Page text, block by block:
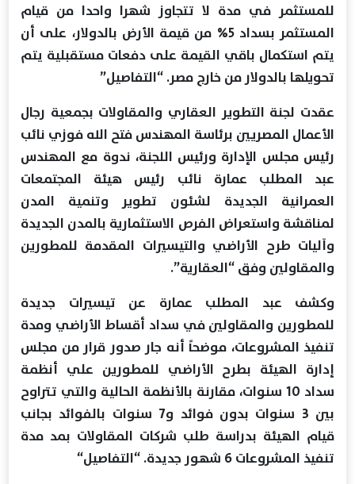
للمستثمر في مدة لا تتجاوز شهرا واحدا من قيام
المستثمر بسداد 5% من قيمة الأرض بالدولار، على أن
يتم استكمال باقي القيمة على دفعات مستقبلية يتم
تحويلها بالدولار من خارج مصر. “التفاصيل”
عقدت لجنة التطوير العقاري والمقاولات بجمعية رجال
الأعمال المصريين برئاسة المهندس فتح الله فوزي نائب
رئيس مجلس الإدارة ورئيس اللجنة، ندوة مع المهندس
عبد المطلب عمارة نائب رئيس هيئة المجتمعات
العمرانية الجديدة لشئون تطوير وتنمية المدن
لمناقشة واستعراض الفرص الاستثمارية بالمدن الجديدة
وآليات طرح الأراضي والتيسيرات المقدمة للمطورين
والمقاولين وفق “العقارية”.
وكشف عبد المطلب عمارة عن تيسيرات جديدة
للمطورين والمقاولين في سداد أقساط الأراضي ومدة
تنفيذ المشروعات، موضحاً أنه جار صدور قرار من مجلس
إدارة الهيئة بطرح الأراضي للمطورين علي أنظمة
سداد 10 سنوات، مقارنة بالأنظمة الحالية والتي تتراوح
بين 3 سنوات بدون فوائد و7 سنوات بالفوائد بجانب
قيام الهيئة بدراسة طلب شركات المقاولات بمد مدة
تنفيذ المشروعات 6 شهور جديدة. “التفاصيل“